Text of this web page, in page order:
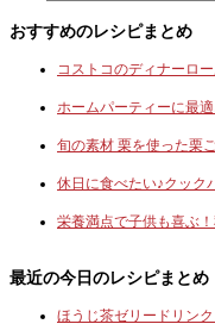
おすすめのレシピまとめ
コストコのディナーロ
ホームパーティーに最
旬の素材 栗を使った栗
休日に食べたい♪クック
栄養満点で子供も喜ぶ
最近の今日のレシピまとめ
ほうじ茶ゼリードリン